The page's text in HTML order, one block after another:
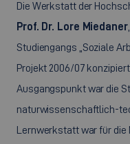
Die Werkstatt der
Prof. Dr. Lore Miedaner
Studiengangs „Soziale
Projekt 2006/07
Ausgangspunkt war die
naturwissenschaftlich-
Lernwerkstatt war für die